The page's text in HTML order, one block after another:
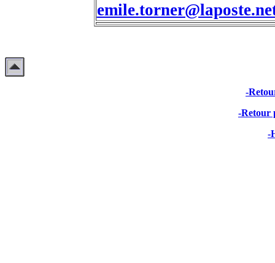
-
-Retour
-